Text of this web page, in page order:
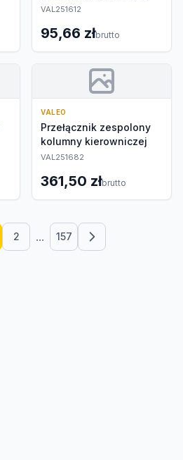
VAL251612
95,66 złbrutto
VALEO
Przełącznik zespolony
kolumny kierowniczej
VAL251682
361,50 złbrutto
2 ... 157